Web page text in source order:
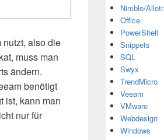
nutzt, also die
muss man
ändern.
benötigt
ist, kann man
nur für
Nimble/
Office
PowerShell
Snippets
SQL
Swyx
TrendMicro
Veeam
VMware
Webdesign
Windows